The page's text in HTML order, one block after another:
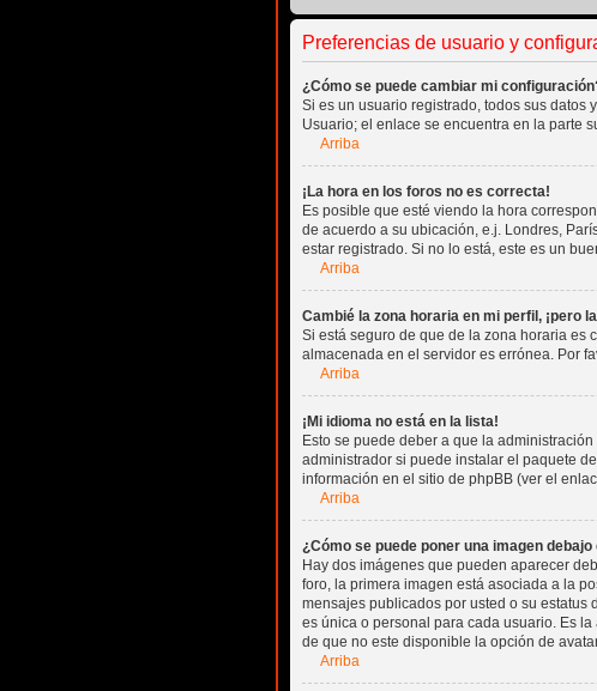
Preferencias de usuario y
¿Cómo se puede cambiar mi
Si es un usuario registrado, todos sus datos
Usuario; el enlace se encuentra en la parte
Arriba
¡La hora en los foros no es correcta!
Es posible que esté viendo la hora
de acuerdo a su ubicación, e.j. Londres,
estar registrado. Si no lo está, este es un
Arriba
Cambié la zona horaria en mi perfil, ¡pero
Si está seguro de que de la zona horaria es
almacenada en el servidor es errónea. Por
Arriba
¡Mi idioma no está en la lista!
Esto se puede deber a que la
administrador si puede instalar el paquete
información en el sitio de phpBB (ver el
Arriba
¿Cómo se puede poner una imagen
Hay dos imágenes que pueden aparecer
foro, la primera imagen está asociada a la
mensajes publicados por usted o su estatus
es única o personal para cada usuario. Es
de que no este disponible la opción de
Arriba